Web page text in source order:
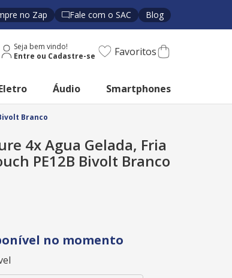
no Zap Fale com o SAC Blog
Seja bem vindo! Favoritos
Áudio Smartphones
Branco
4x Agua Gelada, Fria
PE12B Bivolt Branco
no momento